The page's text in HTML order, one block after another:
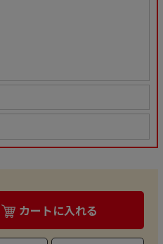
カートに入れる